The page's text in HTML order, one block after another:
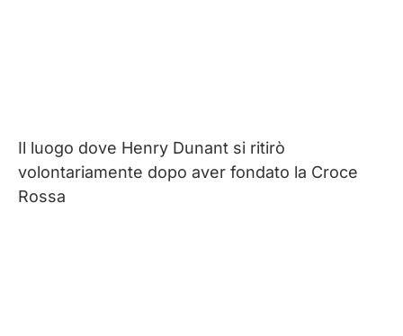
Il luogo dove Henry Dunant si ritirò
volontariamente dopo aver fondato la Croce
Rossa